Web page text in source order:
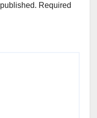
Required